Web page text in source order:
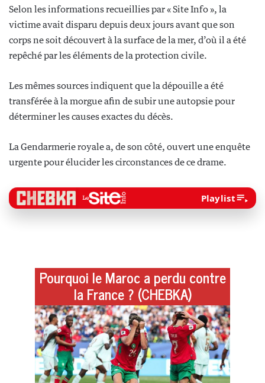
Selon les informations recueillies par « Site Info », la
victime avait disparu depuis deux jours avant que son
corps ne soit découvert à la surface de la mer, d’où il a été
repêché par les éléments de la protection civile.
Les mêmes sources indiquent que la dépouille a été
transférée à la morgue afin de subir une autopsie pour
déterminer les causes exactes du décès.
La Gendarmerie royale a, de son côté, ouvert une enquête
urgente pour élucider les circonstances de ce drame.
Playlist
Pourquoi le Maroc a perdu contre
la France ? (CHEBKA)